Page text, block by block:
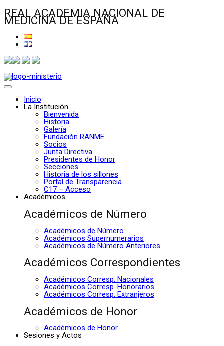
REAL ACADEMIA NACIONAL DE
MEDICINA DE ESPAÑA
Inicio
La Institución
Bienvenida
Historia
Galería
Fundación RANME
Socios
Junta Directiva
Presidentes de Honor
Secciones
Historia de los sillones
Portal de Transparencia
C17 – Acceso
Académicos
Académicos de Número
Académicos de Número
Académicos Supernumerarios
Académicos de Número Anteriores
Académicos Correspondientes
Académicos Corresp. Nacionales
Académicos Corresp. Honorarios
Académicos Corresp. Extranjeros
Académicos de Honor
Académicos de Honor
Sesiones y Actos